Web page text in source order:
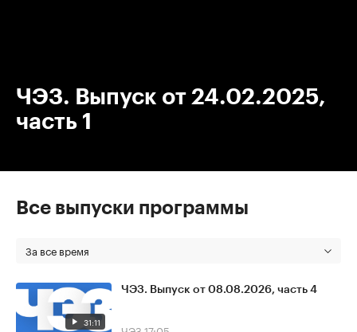
ЧЭЗ. Выпуск от 24.02.2025,
часть 1
Все выпуски программы
За все время
31:11
ЧЭЗ. Выпуск от 08.08.2026, часть 4